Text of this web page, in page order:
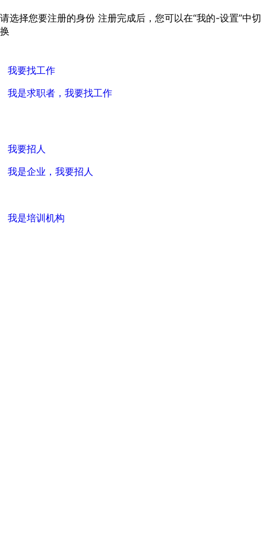
请选择您要注册的身份 注册完成后，您可以在“我的-设置”中切
换
我要找工作
我是求职者，我要找工作
我要招人
我是企业，我要招人
我是培训机构